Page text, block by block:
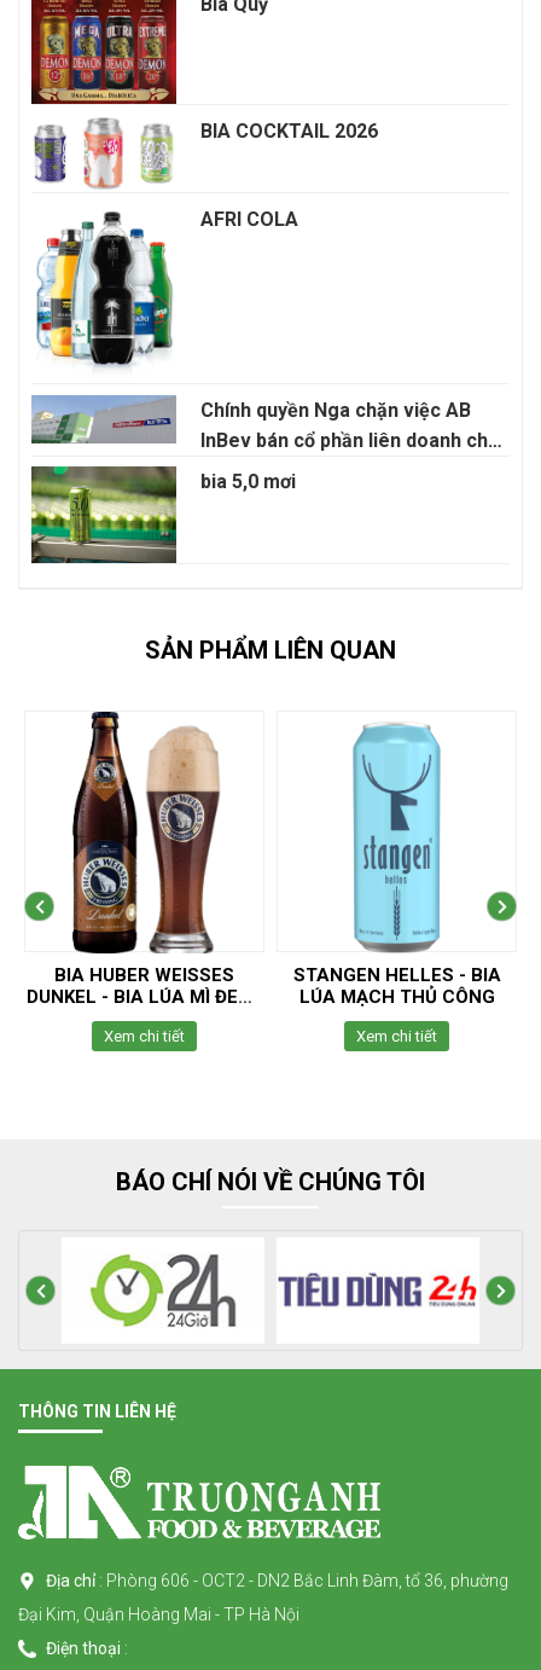
BIA COCKTAIL 2026
AFRI COLA
Chính quyền Nga chặn việc AB
InBev bán cổ phần liên doanh cho
Anadolu Efes
bia 5,0 mơi
SẢN PHẨM LIÊN QUAN
STANGEN HELLES - BIA
LÚA MẠCH THỦ CÔNG
Xem chi tiết
BIA REEPER B HELLES -
BIA LÚA MẠCH THỦ CÔNG
Xem chi tiết
BÁO CHÍ NÓI VỀ CHÚNG TÔI
THÔNG TIN LIÊN HỆ
Địa chỉ : Phòng 606 - OCT2 - DN2 Bắc Linh Đàm, tổ 36, phường
Đại Kim, Quận Hoàng Mai - TP Hà Nội
Điện thoại :